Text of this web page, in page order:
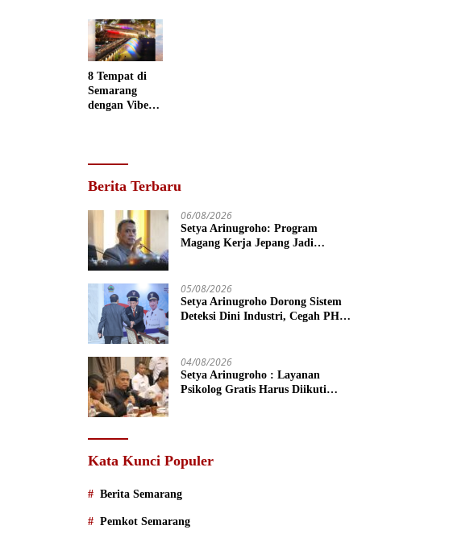
jadi Museum
Fotografi
8 Tempat di
Semarang
dengan Vibes
Berita Terbaru
06/08/2026
Setya Arinugroho: Program
Magang Kerja Jepang Jadi
05/08/2026
Setya Arinugroho Dorong Sistem
Deteksi Dini Industri, Cegah PHK
04/08/2026
Setya Arinugroho : Layanan
Psikolog Gratis Harus Diikuti
Kata Kunci Populer
Berita Semarang
Pemkot Semarang